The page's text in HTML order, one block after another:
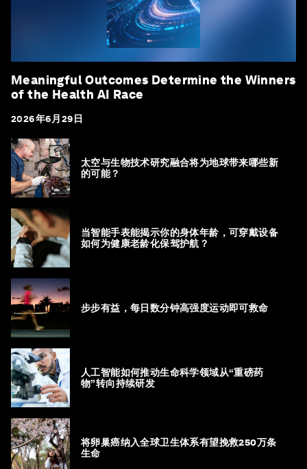
Meaningful Outcomes Determine the Winners
of the Health AI Race
2026年6月29日
太空与生物技术研究融合将为地球带来哪些新
的可能？
当智能手表能揭示你的身体年龄，可穿戴设备
如何为健康老龄化保驾护航？
步步有益，每日数分钟高强度运动即可救命
人工智能如何推动生命科学领域从“重磅药
物”转向持续研发
将卵巢癌纳入全球卫生体系有望挽救250万条
生命